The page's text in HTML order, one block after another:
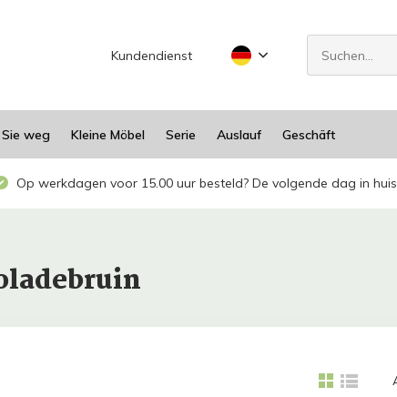
Kundendienst
weg Kleine Möbel Serie Auslauf Geschäft
Op werkdagen voor 15.00 uur besteld? De volgende dag in